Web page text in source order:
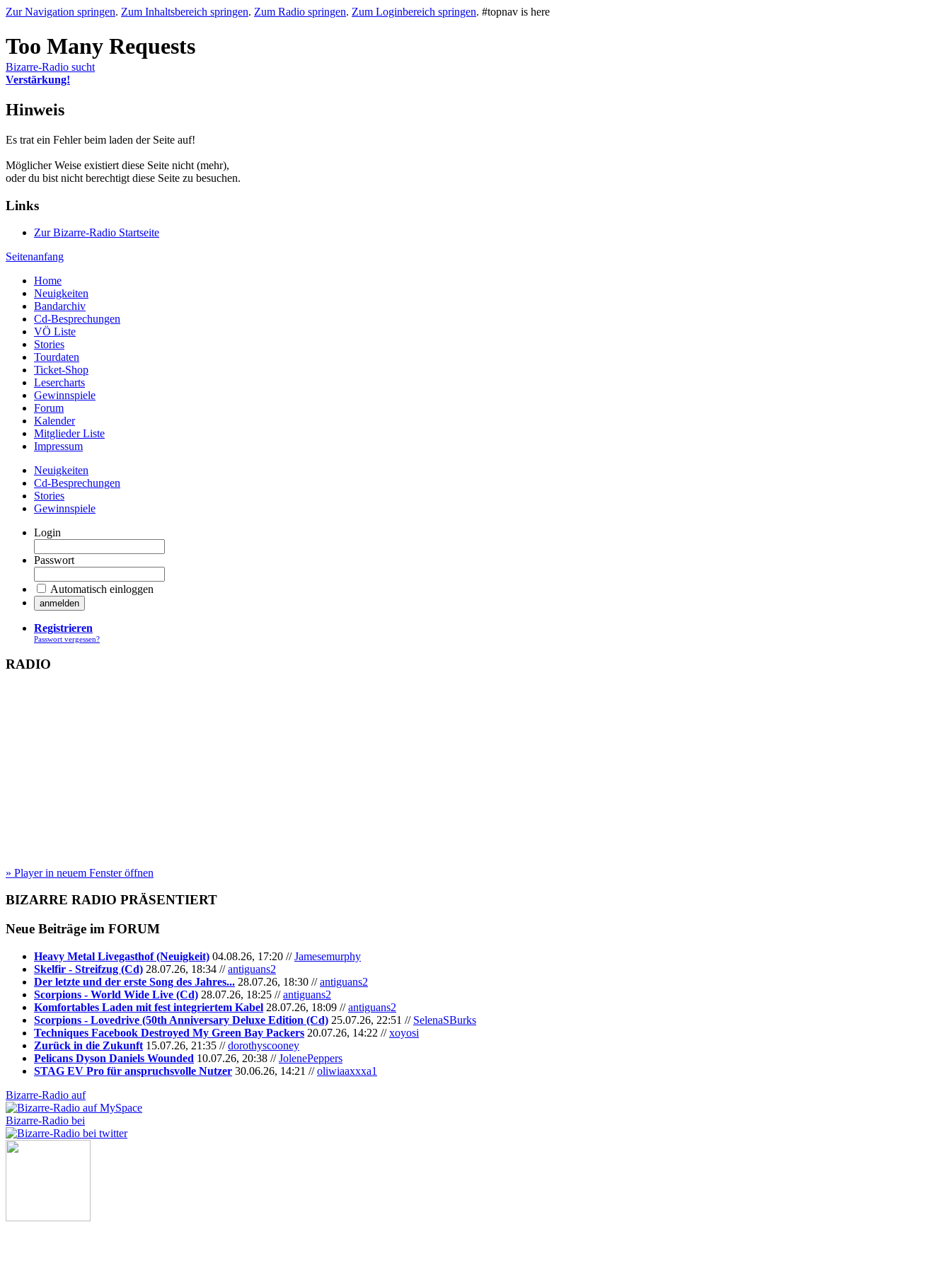
Zur Navigation springen. Zum Inhaltsbereich springen. Zum Radio springen. Zum Loginbereich springen. #topnav is here
Bizarre-Radio sucht
Verstärkung!
Hinweis
Es trat ein Fehler beim laden der Seite auf!
Möglicher Weise existiert diese Seite nicht (mehr),
oder du bist nicht berechtigt diese Seite zu besuchen.
Links
Zur Bizarre-Radio Startseite
Seitenanfang
Home
Neuigkeiten
Bandarchiv
Cd-Besprechungen
VÖ Liste
Stories
Tourdaten
Ticket-Shop
Lesercharts
Gewinnspiele
Forum
Kalender
Mitglieder Liste
Impressum
Neuigkeiten
Cd-Besprechungen
Stories
Gewinnspiele
Login
Passwort
Automatisch einloggen
Registrieren
Passwort vergessen?
RADIO
» Player in neuem Fenster öffnen
BIZARRE RADIO PRÄSENTIERT
Neue Beiträge im FORUM
Heavy Metal Livegasthof (Neuigkeit) 04.08.26, 17:20 //Jamesemurphy
Skelfir - Streifzug (Cd) 28.07.26, 18:34 //antiguans2
Der letzte und der erste Song des Jahres... 28.07.26, 18:30 //antiguans2
Scorpions - World Wide Live (Cd) 28.07.26, 18:25 //antiguans2
Komfortables Laden mit fest integriertem Kabel 28.07.26, 18:09 //antiguans2
Scorpions - Lovedrive (50th Anniversary Deluxe Edition (Cd) 25.07.26, 22:51 // SelenaSBurks
Techniques Facebook Destroyed My Green Bay Packers 20.07.26, 14:22 //xoyosi
Zurück in die Zukunft 15.07.26, 21:35 //dorothyscooney
Pelicans Dyson Daniels Wounded 10.07.26, 20:38 //JolenePeppers
STAG EV Pro für anspruchsvolle Nutzer 30.06.26, 14:21 //oliwiaaxxxa1
Bizarre-Radio auf
Bizarre-Radio bei